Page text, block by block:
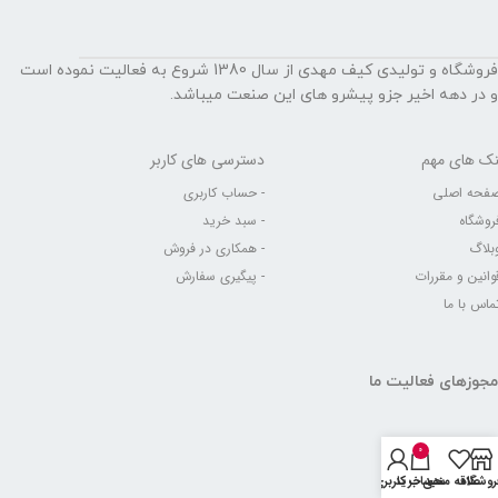
علاقه مندی
0
سبد خرید
حساب کاربری من